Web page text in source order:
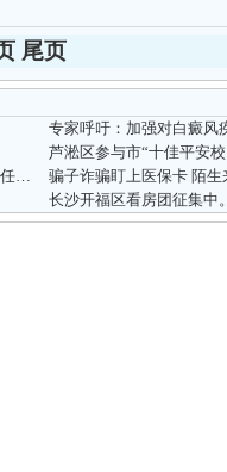
尾页
专家呼吁：加强对白癜风
芦淞区参与市“十佳平安
因为房子，我三年的闺蜜怎能够变成了我前任男友的新娘
长沙开福区看房团征集中